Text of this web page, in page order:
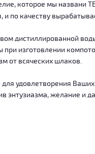
которое мы
и по качеству
дистиллированной
изготовлении
от всяческих шлаков.
удовлетворения Ваших
энтузиазма, желание и